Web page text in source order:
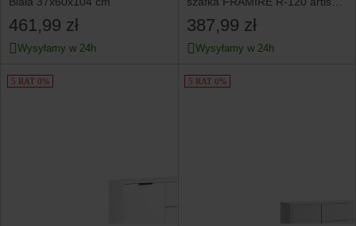
461,99 zł
Wysyłamy w 24h
mix
387,99 zł
Wysyłamy w 24h
5 RAT 0% 5 RAT 0%